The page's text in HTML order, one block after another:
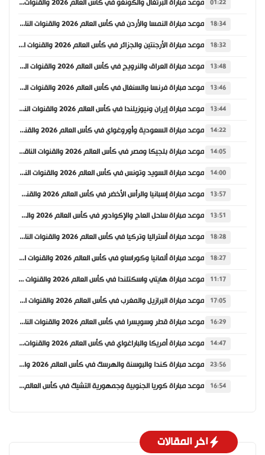
01:22 موعد مباراة البرتغال والكونغو في كأس العالم 2026 والقنوات الناقلة
18:34 موعد مباراة النمسا والأردن في كأس العالم 2026 والقنوات الناقلة
18:32 موعد مباراة الأرجنتين والجزائر في كأس العالم 2026 والقنوات الناقلة
13:48 موعد مباراة العراق والنرويج في كأس العالم 2026 والقنوات الناقلة
13:46 موعد مباراة فرنسا والسنغال في كأس العالم 2026 والقنوات الناقلة
13:44 موعد مباراة إيران ونيوزيلندا في كأس العالم 2026 والقنوات الناقلة
14:22 موعد مباراة السعودية وأوروغواي في كأس العالم 2026 والقنوات الناقلة
14:05 موعد مباراة بلجيكا ومصر في كأس العالم 2026 والقنوات الناقلة
14:00 موعد مباراة السويد وتونس في كأس العالم 2026 والقنوات الناقلة
13:57 موعد مباراة إسبانيا والرأس الأخضر في كأس العالم 2026 والقنوات الناقلة
13:51 موعد مباراة ساحل العاج والإكوادور في كأس العالم 2026 والقنوات الناقلة
18:28 موعد مباراة أستراليا وتركيا في كأس العالم 2026 والقنوات الناقلة
18:27 موعد مباراة ألمانيا وكوراساو في كأس العالم 2026 والقنوات الناقلة
11:17 موعد مباراة هايتي واسكتلندا في كأس العالم 2026 والقنوات الناقلة
17:05 موعد مباراة البرازيل والمغرب في كأس العالم 2026 والقنوات الناقلة
16:29 موعد مباراة قطر وسويسرا في كأس العالم 2026 والقنوات الناقلة
14:47 موعد مباراة أمريكا والباراغواي في كأس العالم 2026 والقنوات الناقلة
23:56 موعد مباراة كندا والبوسنة والهرسك في كأس العالم 2026 والقنوات الناقلة
16:54 موعد مباراة كوريا الجنوبية وجمهورية التشيك في كأس العالم 2026 والقنوات الناقلة
اخر المقالات